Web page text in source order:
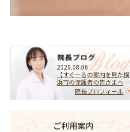
2026.08.06
【すぐーるの案内を見た横
浜市の保護者の皆さまへ】
HPVワクチンを受けるべ
き？迷ったらまず相談を｜
院長プロフィール
ご利用案内